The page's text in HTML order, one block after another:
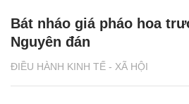
ĐIỀU HÀNH KINH TẾ - XÃ HỘI
Bát nháo giá pháo hoa
Nguyên đán